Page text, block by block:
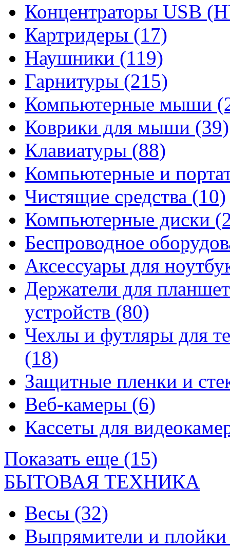
Концентраторы USB
Картридеры (17)
Наушники (119)
Гарнитуры (215)
Компьютерные мыши
Коврики для мыши (39)
Клавиатуры (88)
Компьютерные и
Чистящие средства (10)
Компьютерные диски
Беспроводное
Аксессуары для
Держатели для
устройств (80)
Чехлы и футляры для
(18)
Защитные пленки и
Веб-камеры (6)
Кассеты для
Показать еще (15)
БЫТОВАЯ ТЕХНИКА
Весы (32)
Выпрямители и